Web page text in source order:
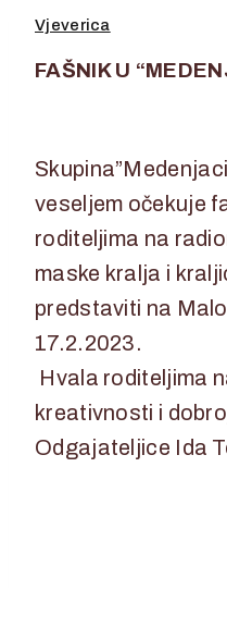
Vjeverica
FAŠNIK U
veseljem očekuje
roditeljima na
maske kralja i
predstaviti na
17.2.2023.
Hvala roditeljima
kreativnosti i
Odgajateljice Ida